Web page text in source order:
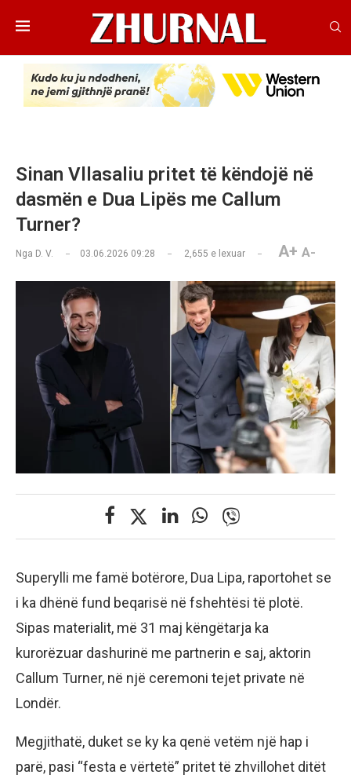
Sinan Vllasaliu pritet të këndojë në
dasmën e Dua Lipës me Callum
Turner?
Nga D. V. 03.06.2026 09:28 2,655 e lexuar A+ A-
Superylli me famë botërore, Dua Lipa, raportohet se
i ka dhënë fund beqarisë në fshehtësi të plotë.
Sipas materialit, më 31 maj këngëtarja ka
kurorëzuar dashurinë me partnerin e saj, aktorin
Callum Turner, në një ceremoni tejet private në
Londër.
Megjithatë, duket se ky ka qenë vetëm një hap i
parë, pasi “festa e vërtetë” pritet të zhvillohet ditët